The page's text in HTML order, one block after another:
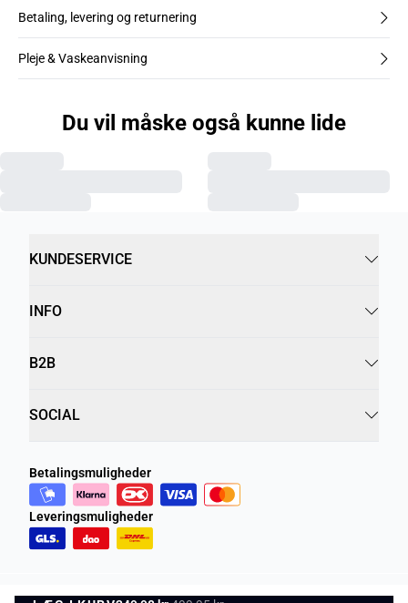
Betaling, levering og returnering
Pleje & Vaskeanvisning
Du vil måske også kunne lide
KUNDESERVICE
INFO
B2B
SOCIAL
Betalingsmuligheder
Leveringsmuligheder